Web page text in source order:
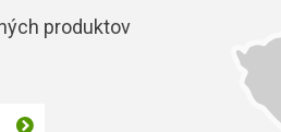
produktov